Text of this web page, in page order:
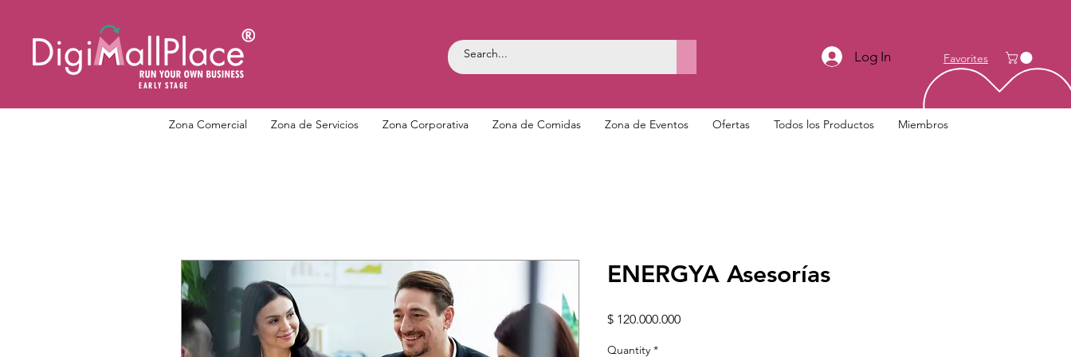
EARLY STAGE
Log In Favorites
Zona Comercial Zona de Servicios Zona Corporativa Zona de Comidas Zona de Eventos Ofertas Todos los Productos Miembros
ENERGYA Asesorías
$ 120.000.000Price
Quantity *